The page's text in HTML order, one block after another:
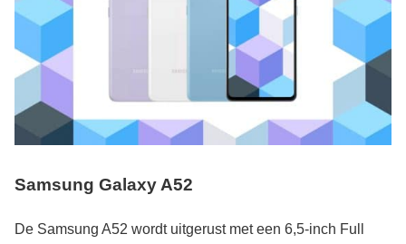
Samsung Galaxy A52
De Samsung A52 wordt uitgerust met een 6,5-inch Full